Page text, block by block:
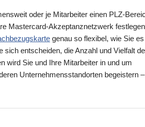
oder je Mitarbeiter einen PLZ-
Mastercard-Akzeptanznetzwerk
genau so flexibel, wie Sie es
sich entscheiden, die Anzahl und Vielfalt
wird Sie und Ihre Mitarbeiter in und um
Unternehmensstandorten begeistern –